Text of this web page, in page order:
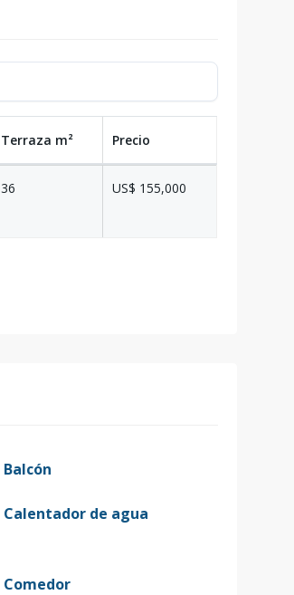
Terraza m² Precio
36 US$ 155,000
Balcón
Calentador de agua
Comedor